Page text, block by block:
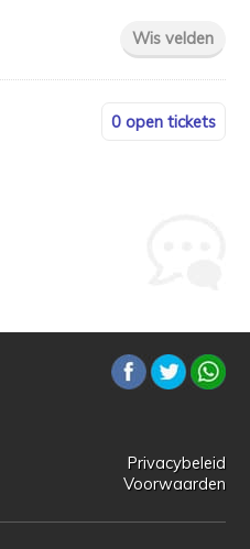
0 open tickets
Privacybeleid
Voorwaarden